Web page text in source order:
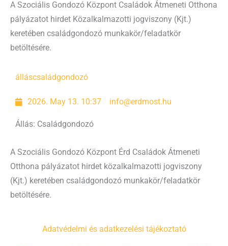
A Szociális Gondozó Központ Családok Átmeneti Otthona
pályázatot hirdet Közalkalmazotti jogviszony (Kjt.)
keretében családgondozó munkakör/feladatkör
betöltésére.
álláscsaládgondozó
2026. May 13. 10:37 info@erdmost.hu
Állás: Családgondozó
A Szociális Gondozó Központ Érd Családok Átmeneti
Otthona pályázatot hirdet közalkalmazotti jogviszony
(Kjt.) keretében családgondozó munkakör/feladatkör
betöltésére.
Adatvédelmi és adatkezelési tájékoztató